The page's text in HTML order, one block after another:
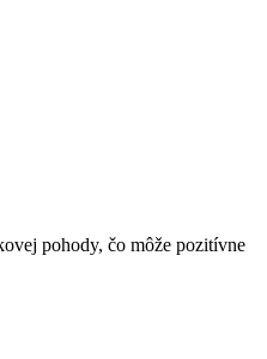
pohody, čo môže pozitívne